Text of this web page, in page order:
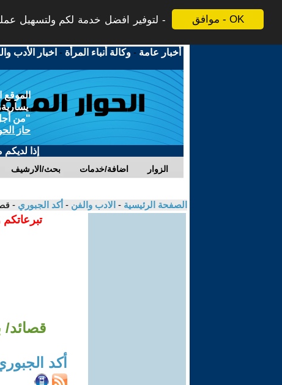
موافق - OK
لتوفير افضل خدمة لكم ولتسهيل
أخبار عامة -وكالة أنباء المرأة - اخبار الأدب
"من
حاز
إذا
بحث/الارشيف اضافة/خدمات الزوار
الصفحة الرئيسية - الادب والفن - أكد الجبوري -
قصائد/
أكد